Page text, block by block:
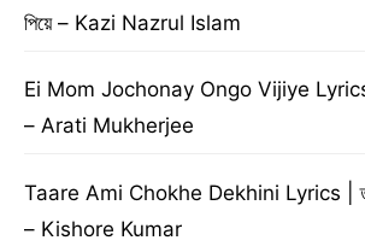
পিয়ে – Kazi Nazrul Islam
Ei Mom Jochonay Ongo Vijiye Lyrics
– Arati Mukherjee
Taare Ami Chokhe Dekhini Lyrics |
– Kishore Kumar